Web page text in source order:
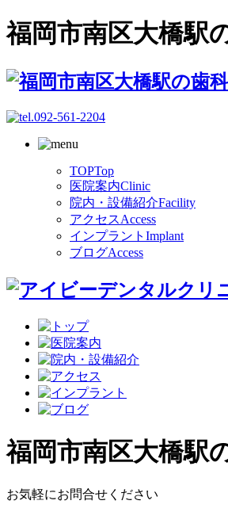
福岡市南区大橋駅
TOPTop
医院案内Clinic
院内・設備紹介Facility
アクセスAccess
インプラント Implant
ブログAccess
福岡市南区大橋駅
お気軽にお問合せください